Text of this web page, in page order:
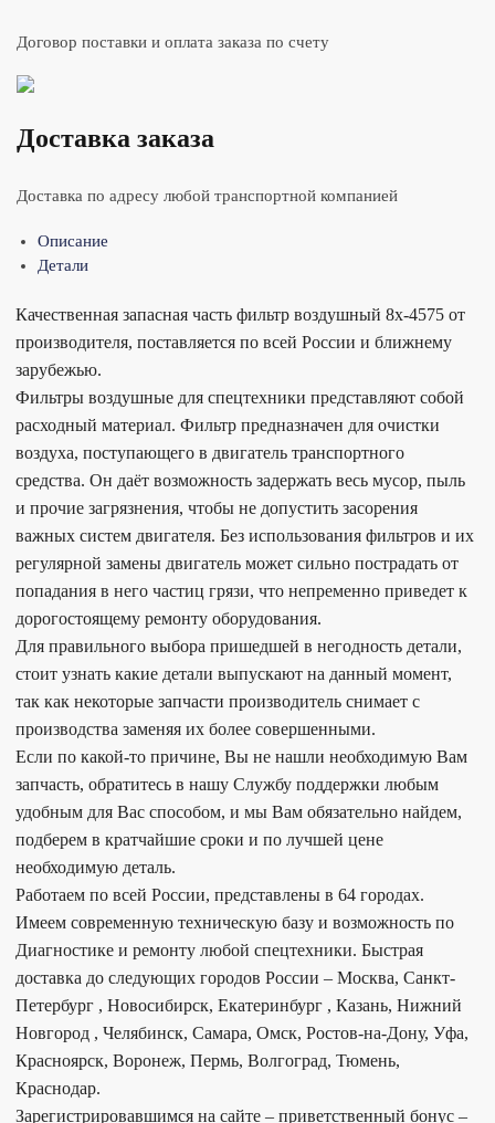
Договор поставки и оплата заказа по счету
Доставка заказа
Доставка по адресу любой транспортной компанией
Описание
Детали
Качественная запасная часть фильтр воздушный 8x-4575 от
производителя, поставляется по всей России и ближнему
зарубежью.
Фильтры воздушные для спецтехники представляют собой
расходный материал. Фильтр предназначен для очистки
воздуха, поступающего в двигатель транспортного
средства. Он даёт возможность задержать весь мусор, пыль
и прочие загрязнения, чтобы не допустить засорения
важных систем двигателя. Без использования фильтров и их
регулярной замены двигатель может сильно пострадать от
попадания в него частиц грязи, что непременно приведет к
дорогостоящему ремонту оборудования.
Для правильного выбора пришедшей в негодность детали,
стоит узнать какие детали выпускают на данный момент,
так как некоторые запчасти производитель снимает с
производства заменяя их более совершенными.
Если по какой-то причине, Вы не нашли необходимую Вам
запчасть, обратитесь в нашу Службу поддержки любым
удобным для Вас способом, и мы Вам обязательно найдем,
подберем в кратчайшие сроки и по лучшей цене
необходимую деталь.
Работаем по всей России, представлены в 64 городах.
Имеем современную техническую базу и возможность по
Диагностике и ремонту любой спецтехники. Быстрая
доставка до следующих городов России – Москва, Санкт-
Петербург , Новосибирск, Екатеринбург , Казань, Нижний
Новгород , Челябинск, Самара, Омск, Ростов-на-Дону, Уфа,
Красноярск, Воронеж, Пермь, Волгоград, Тюмень,
Краснодар.
Зарегистрировавшимся на сайте – приветственный бонус –